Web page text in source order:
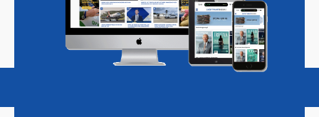
Magazine Podcasts Vacatures